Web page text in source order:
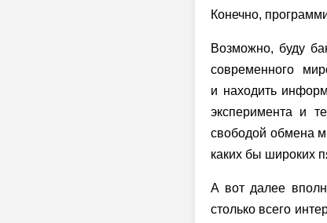
Конечно,
Возможно, буду
современного
и находить
эксперимента и
свободой обмена
каких бы широких
А вот далее
столько всего